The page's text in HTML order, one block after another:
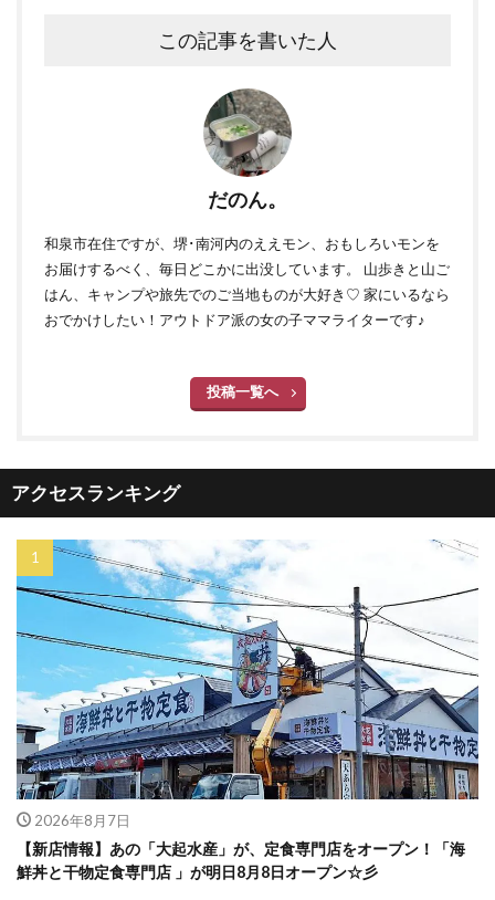
この記事を書いた人
だのん。
和泉市在住ですが、堺･南河内のええモン、おもしろいモンを
お届けするべく、毎日どこかに出没しています。 山歩きと山ご
はん、キャンプや旅先でのご当地ものが大好き♡ 家にいるなら
おでかけしたい！アウトドア派の女の子ママライターです♪
投稿一覧へ
アクセスランキング
2026年8月7日
【新店情報】あの「大起水産」が、定食専門店をオープン！「海
鮮丼と干物定食専門店 」が明日8月8日オープン☆彡